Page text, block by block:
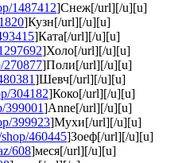
1487412]Снеж[/url][/u][u]
]Кузн[/url][/u][u]
]Ката[/url][/u][u]
]Холо[/url][/u][u]
270877]Поли[/url][/u][u]
]Шевч[/url][/u][u]
304182]Коко[/url][/u][u]
399001]Anne[/url][/u][u]
399923]Мухи[/url][/u][u]
460445]Зоеф[/url][/u][u]
608]меся[/url][/u][u]